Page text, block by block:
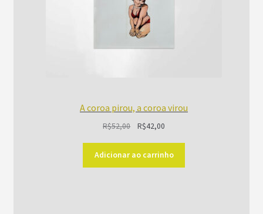
A coroa pirou, a coroa virou
R$52,00
original
era:
R$42,00O
atual
é:
Adicionar ao carrinho